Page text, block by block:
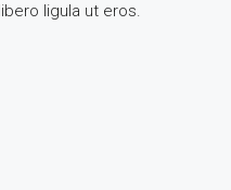
ligula ut eros.